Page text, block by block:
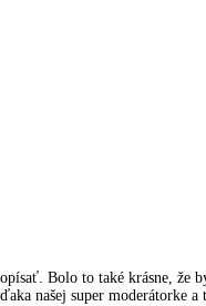
Bolo to také krásne, že
našej super moderátorke a